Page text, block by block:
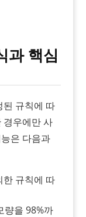
과 핵심
된 규칙에 따
경우에만 사
은 다음과
규칙에 따
을 98%까